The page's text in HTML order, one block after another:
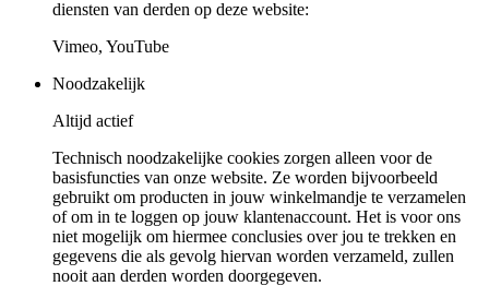
diensten van derden op deze website:
Vimeo, YouTube
Noodzakelijk
Altijd actief
Technisch noodzakelijke cookies zorgen alleen voor de
basisfuncties van onze website. Ze worden bijvoorbeeld
gebruikt om producten in jouw winkelmandje te verzamelen
of om in te loggen op jouw klantenaccount. Het is voor ons
niet mogelijk om hiermee conclusies over jou te trekken en
gegevens die als gevolg hiervan worden verzameld, zullen
nooit aan derden worden doorgegeven.